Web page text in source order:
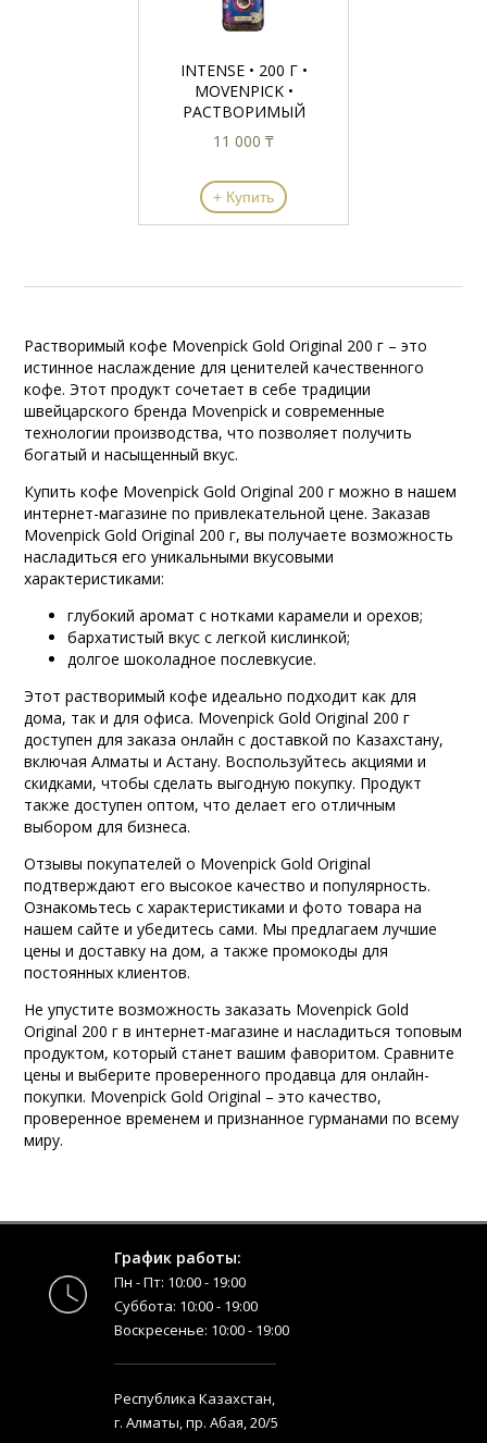
INTENSE • 200 Г •
MOVENPICK •
РАСТВОРИМЫЙ
11 000 ₸
+ Купить
Растворимый кофе Movenpick Gold Original 200 г – это
истинное наслаждение для ценителей качественного
кофе. Этот продукт сочетает в себе традиции
швейцарского бренда Movenpick и современные
технологии производства, что позволяет получить
богатый и насыщенный вкус.
Купить кофе Movenpick Gold Original 200 г можно в нашем
интернет-магазине по привлекательной цене. Заказав
Movenpick Gold Original 200 г, вы получаете возможность
насладиться его уникальными вкусовыми
характеристиками:
глубокий аромат с нотками карамели и орехов;
бархатистый вкус с легкой кислинкой;
долгое шоколадное послевкусие.
Этот растворимый кофе идеально подходит как для
дома, так и для офиса. Movenpick Gold Original 200 г
доступен для заказа онлайн с доставкой по Казахстану,
включая Алматы и Астану. Воспользуйтесь акциями и
скидками, чтобы сделать выгодную покупку. Продукт
также доступен оптом, что делает его отличным
выбором для бизнеса.
Отзывы покупателей о Movenpick Gold Original
подтверждают его высокое качество и популярность.
Ознакомьтесь с характеристиками и фото товара на
нашем сайте и убедитесь сами. Мы предлагаем лучшие
цены и доставку на дом, а также промокоды для
постоянных клиентов.
Не упустите возможность заказать Movenpick Gold
Original 200 г в интернет-магазине и насладиться топовым
продуктом, который станет вашим фаворитом. Сравните
цены и выберите проверенного продавца для онлайн-
покупки. Movenpick Gold Original – это качество,
проверенное временем и признанное гурманами по всему
миру.
График работы:
Пн - Пт: 10:00 - 19:00
Суббота: 10:00 - 19:00
Воскресенье: 10:00 - 19:00
Республика Казахстан,
г. Алматы, пр. Абая, 20/5